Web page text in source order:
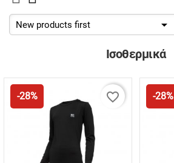
New products first 
Ισοθερμικά
-28% favorite_border -28%